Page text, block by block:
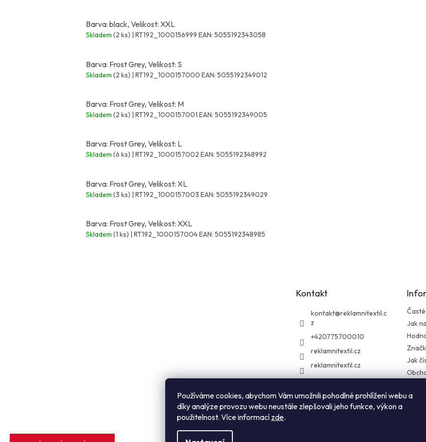
Používáme cookies, abychom Vám umožnili pohodlné prohlížení webu a
díky analýze provozu webu neustále zlepšovali jeho funkce, výkon a
použitelnost. Více informací zde.
Barva: black, Velikost: XXL
Skladem (2 ks) | RT192_1000156999 EAN: 5055192343058
Barva: Frost Grey, Velikost: S
Skladem (2 ks) | RT192_1000157000 EAN: 5055192349012
Barva: Frost Grey, Velikost: M
Skladem (2 ks) | RT192_1000157001 EAN: 5055192349005
Barva: Frost Grey, Velikost: L
Skladem (6 ks) | RT192_1000157002 EAN: 5055192348992
Barva: Frost Grey, Velikost: XL
Skladem (3 ks) | RT192_1000157003 EAN: 5055192349029
Barva: Frost Grey, Velikost: XXL
Skladem (1 ks) | RT192_1000157004EAN: 5055192348985
Kontakt
kontakt@reklamnitextil.c
z
+420775700010
reklamnitextil.cz
reklamnitextil.cz
Jak
Jak
údajů